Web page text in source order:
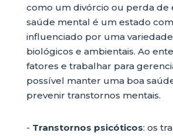
como um divórcio ou perda de
saúde mental é um estado
influenciado por uma
biológicos e ambientais. Ao
fatores e trabalhar para
possível manter uma boa
prevenir transtornos mentais.
- Transtornos psicóticos: os